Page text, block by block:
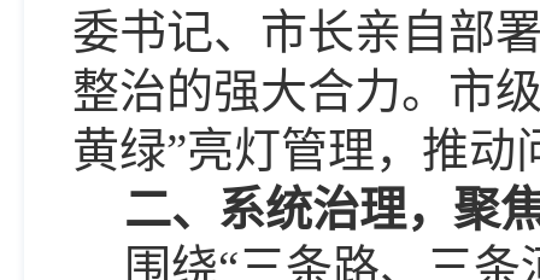
委书记、市长亲自部
整治的强大合力。市
黄绿”亮灯管理，推动
二、系统治理，聚
围绕“三条路、三